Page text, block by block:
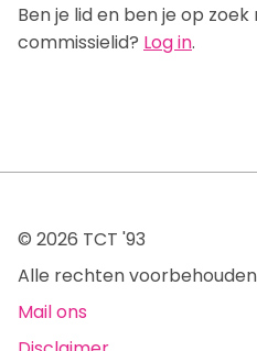
Aangemeld, en nu?
Gravel
Recreanten
Ben je lid en ben je op
commissielid? Log in.
© 2026 TCT '93
Alle rechten voorbehouden
Mail ons